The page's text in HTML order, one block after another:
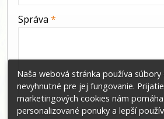
-
-
Správa *
Naša webová stránka používa
nevyhnutné pre jej fungovanie.
marketingových cookies nám
personalizované ponuky a lepší